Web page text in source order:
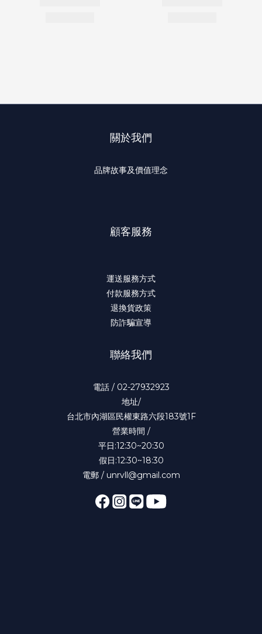
關於我們
品牌故事及價值理念
顧客服務
運送服務方式
付款服務方式
退換貨政策
防詐騙宣導
聯絡我們
電話 / 02-27932923
地址/
台北市內湖區民權東路六段183號1F
營業時間 /
平日:12:30~20:30
假日:12:30~18:30
電郵 / unrvll@gmail.com